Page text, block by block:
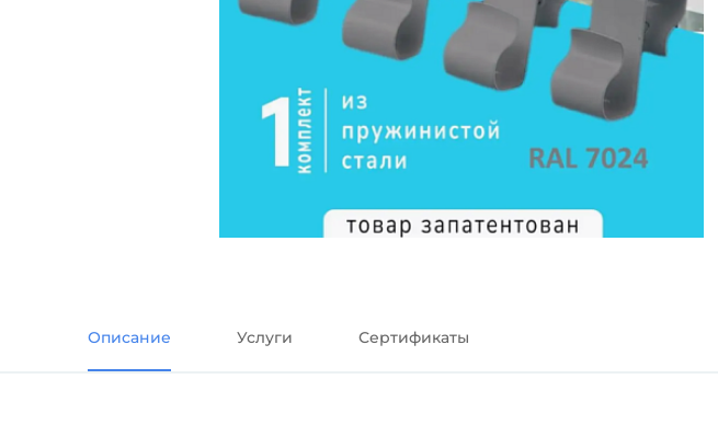
Описание Услуги Сертификаты